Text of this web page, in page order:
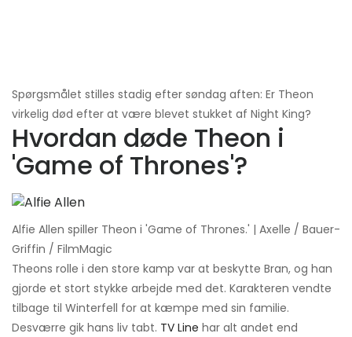
Spørgsmålet stilles stadig efter søndag aften: Er Theon
virkelig død efter at være blevet stukket af Night King?
Hvordan døde Theon i
'Game of Thrones'?
Alfie Allen spiller Theon i 'Game of Thrones.' | Axelle / Bauer-
Griffin / FilmMagic
Theons rolle i den store kamp var at beskytte Bran, og han
gjorde et stort stykke arbejde med det. Karakteren vendte
tilbage til Winterfell for at kæmpe med sin familie.
Desværre gik hans liv tabt. TV Line har alt andet end